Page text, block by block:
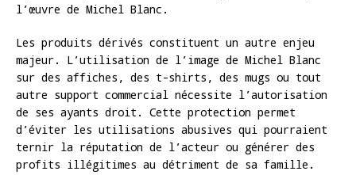
l’œuvre de Michel Blanc.
Les produits dérivés constituent un autre enjeu
majeur. L’utilisation de l’image de Michel Blanc
sur des affiches, des t-shirts, des mugs ou tout
autre support commercial nécessite l’autorisation
de ses ayants droit. Cette protection permet
d’éviter les utilisations abusives qui pourraient
ternir la réputation de l’acteur ou générer des
profits illégitimes au détriment de sa famille.